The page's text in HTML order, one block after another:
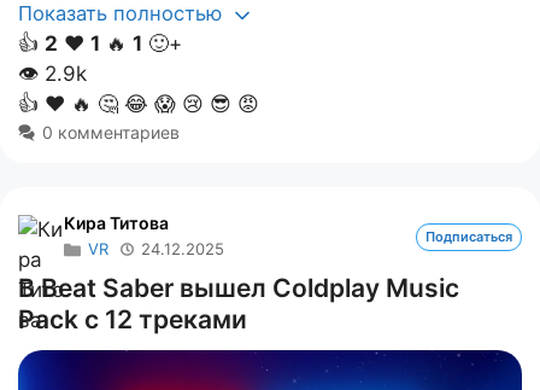
Показать полностью
👍 2 ❤️ 1 🔥 1 🙂+
👁 2.9k
👍 ❤️ 🔥 🤔 😂 😱 😢 😎 😡
0 комментариев
Кира Титова
VR 24.12.2025
Подписаться
В Beat Saber вышел Coldplay Music
Pack с 12 треками